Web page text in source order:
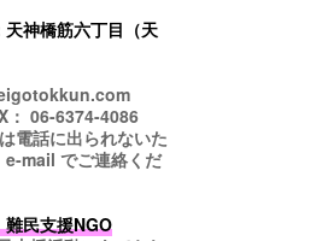
神橋筋六丁目（天
： 06-6374-4086
話に出られないた
e-mail でご連絡くだ
難民支援NGO